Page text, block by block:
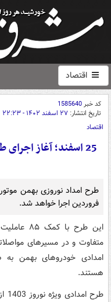
اقتصاد
کد خبر1585640
تاریخ انتشار: ۲۷ اسفند ۱۴۰۲ - ۲۲:۲۳
اقتصاد
فروردین اجرا خواهد شد.
متفاوت و در مسیرهای
امدادی خودروهای بهمن
هستند.